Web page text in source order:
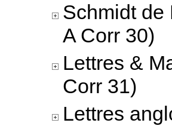
Schmidt de
A Corr 30)
Lettres &
Corr 31)
Lettres